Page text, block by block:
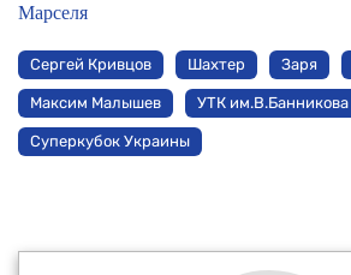
Марселя
Сергей Кривцов Шахтер Заря
Максим Малышев УТК им.В.Банникова
Суперкубок Украины